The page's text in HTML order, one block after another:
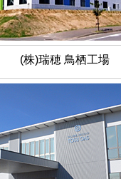
(株)瑞穂 鳥栖工場